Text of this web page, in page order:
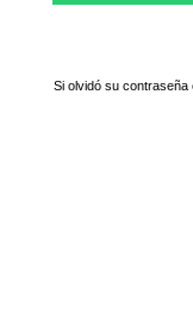
Si olvidó su contraseña